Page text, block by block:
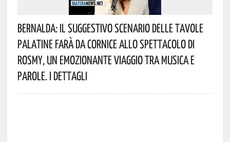
Bernalda: Il Suggestivo Scenario Delle Tavole
Palatine Farà Da Cornice Allo Spettacolo Di
Rosmy, Un Emozionante Viaggio Tra Musica E
Parole. I Dettagli